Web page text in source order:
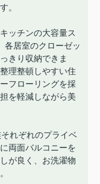
。
ッチンの大容量ス
各居室のクローゼッ
きり収納できま
理整頓しやすい住
フローリングを採
を軽減しながら美
れぞれのプライベ
両面バルコニーを
が良く、お洗濯物